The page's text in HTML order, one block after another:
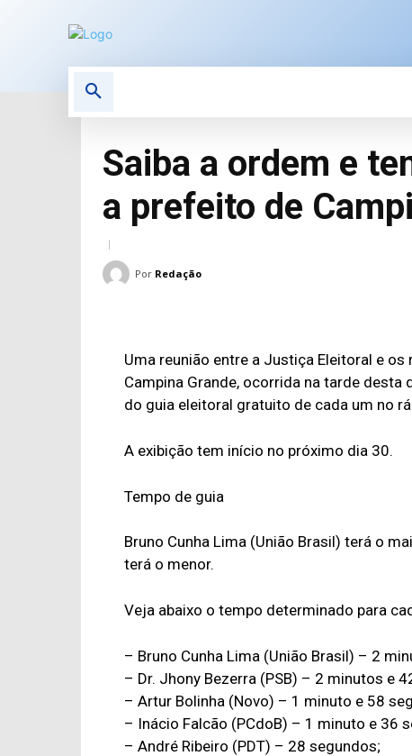
Saiba a ordem e
a prefeito de
Por Redação
Uma reunião entre a Justiça Eleitoral e
Campina Grande, ocorrida na tarde
do guia eleitoral gratuito de cada um no
A exibição tem início no próximo dia 30.
Tempo de guia
Bruno Cunha Lima (União Brasil) terá o
terá o menor.
Veja abaixo o tempo determinado para
– Bruno Cunha Lima (União Brasil) – 2
– Dr. Jhony Bezerra (PSB) – 2 minutos e
– Artur Bolinha (Novo) – 1 minuto e 58
– Inácio Falcão (PCdoB) – 1 minuto e 36
– André Ribeiro (PDT) – 28 segundos;